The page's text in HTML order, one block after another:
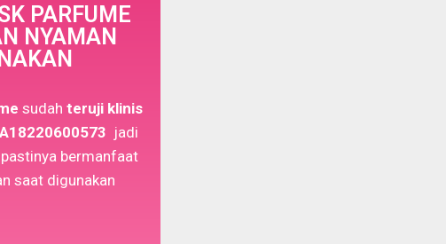
PARFUME
NYAMAN
sudah teruji klinis
jadi
bermanfaat
saat digunakan